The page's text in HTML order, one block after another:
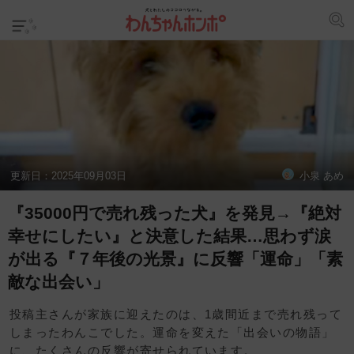
更新日： 2025年09月03日 小泉 あめ
『35000円で売れ残った犬』を発見→『絶対
幸せにしたい』と決意した結果…思わず涙
が出る『７年後の光景』に反響「運命」「素
敵な出会い」
投稿主さんが家族に迎えたのは、1歳間近まで売れ残って
しまったわんこでした。運命を変えた「出会いの物語」
に、たくさんの反響が寄せられています。